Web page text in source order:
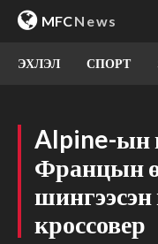
MFCNews
ЭХЛЭЛ СПОРТ
Alpine-ын
Францын
кроссовер